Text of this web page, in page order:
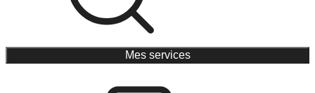
Mes services